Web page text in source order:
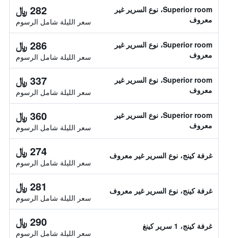
Superior room، نوع السرير غير
معروف
282 ﷼
سعر الليلة شامل الرسوم
Superior room، نوع السرير غير
معروف
286 ﷼
سعر الليلة شامل الرسوم
Superior room، نوع السرير غير
معروف
337 ﷼
سعر الليلة شامل الرسوم
Superior room، نوع السرير غير
معروف
360 ﷼
سعر الليلة شامل الرسوم
غرفة كينج، نوع السرير غير معروف 274 ﷼
سعر الليلة شامل الرسوم
غرفة كينج، نوع السرير غير معروف 281 ﷼
سعر الليلة شامل الرسوم
غرفة كينج، 1 سرير كينغ 290 ﷼
سعر الليلة شامل الرسوم